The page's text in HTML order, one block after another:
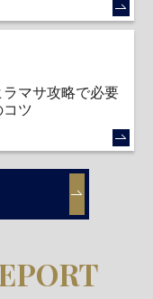
マサ攻略で必要
ツ